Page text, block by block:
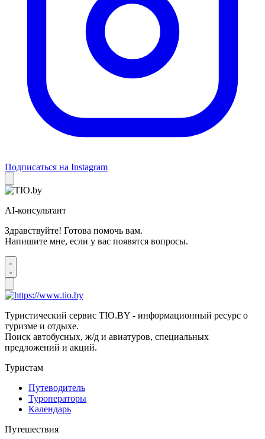
Подписаться на Instagram
AI-консультант
Здравствуйте! Готова помочь вам.
Напишите мне, если у вас появятся вопросы.
Туристический сервис TIO.BY - информационный ресурс о
туризме и отдыхе.
Поиск автобусных, ж/д и авиатуров, специальных
предложений и акций.
Туристам
Путеводитель
Туроператоры
Календарь
Путешествия